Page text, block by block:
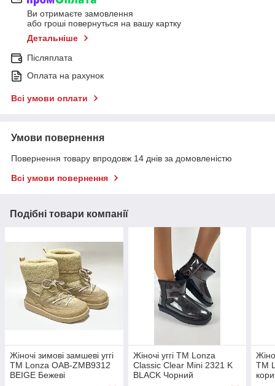
Ви отримаєте замовлення
або гроші повернуться на вашу картку
Детальніше
Післяплата
Оплата на рахунок
Всі умови оплати
Умови повернення
Повернення товару впродовж 14 днів за домовленістю
Всі умови повернення
Подібні товари компанії
Жіночі зимові замшеві уггі
ТМ Lonza OAB-ZMB9312
BEIGE Бежеві
Жіночі уггі ТМ Lonza
Classic Clear Mini 2321 K
BLACK Чорний
ТМ